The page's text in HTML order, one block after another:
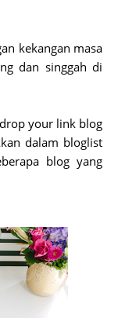
kekangan masa
dan singgah di
your link blog
dalam bloglist
blog yang